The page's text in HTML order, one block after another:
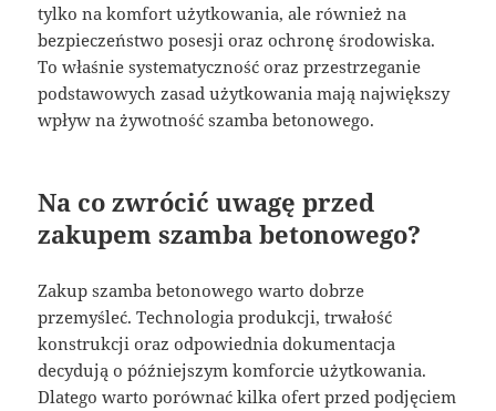
tylko na komfort użytkowania, ale również na
bezpieczeństwo posesji oraz ochronę środowiska.
To właśnie systematyczność oraz przestrzeganie
podstawowych zasad użytkowania mają największy
wpływ na żywotność szamba betonowego.
Na co zwrócić uwagę przed
zakupem szamba betonowego?
Zakup szamba betonowego warto dobrze
przemyśleć. Technologia produkcji, trwałość
konstrukcji oraz odpowiednia dokumentacja
decydują o późniejszym komforcie użytkowania.
Dlatego warto porównać kilka ofert przed podjęciem